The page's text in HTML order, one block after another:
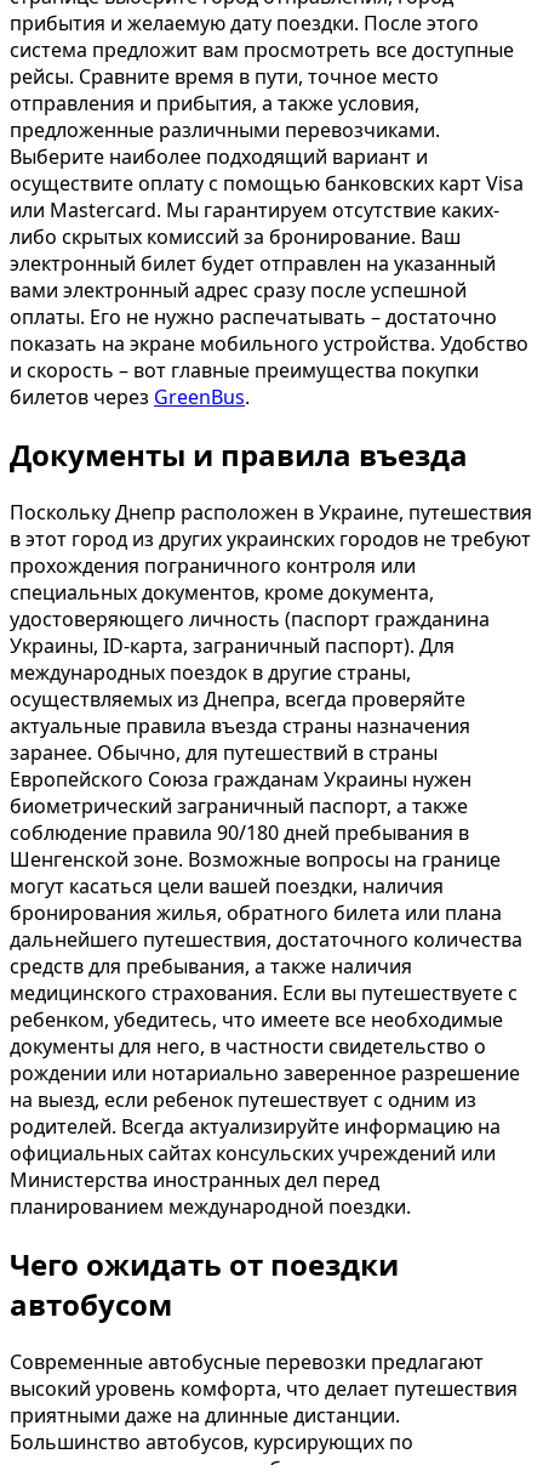
прибытия и желаемую дату поездки. После этого
система предложит вам просмотреть все доступные
рейсы. Сравните время в пути, точное место
отправления и прибытия, а также условия,
предложенные различными перевозчиками.
Выберите наиболее подходящий вариант и
осуществите оплату с помощью банковских карт Visa
или Mastercard. Мы гарантируем отсутствие каких-
либо скрытых комиссий за бронирование. Ваш
электронный билет будет отправлен на указанный
вами электронный адрес сразу после успешной
оплаты. Его не нужно распечатывать – достаточно
показать на экране мобильного устройства. Удобство
и скорость – вот главные преимущества покупки
билетов через GreenBus.
Документы и правила въезда
Поскольку Днепр расположен в Украине, путешествия
в этот город из других украинских городов не требуют
прохождения пограничного контроля или
специальных документов, кроме документа,
удостоверяющего личность (паспорт гражданина
Украины, ID-карта, заграничный паспорт). Для
международных поездок в другие страны,
осуществляемых из Днепра, всегда проверяйте
актуальные правила въезда страны назначения
заранее. Обычно, для путешествий в страны
Европейского Союза гражданам Украины нужен
биометрический заграничный паспорт, а также
соблюдение правила 90/180 дней пребывания в
Шенгенской зоне. Возможные вопросы на границе
могут касаться цели вашей поездки, наличия
бронирования жилья, обратного билета или плана
дальнейшего путешествия, достаточного количества
средств для пребывания, а также наличия
медицинского страхования. Если вы путешествуете с
ребенком, убедитесь, что имеете все необходимые
документы для него, в частности свидетельство о
рождении или нотариально заверенное разрешение
на выезд, если ребенок путешествует с одним из
родителей. Всегда актуализируйте информацию на
официальных сайтах консульских учреждений или
Министерства иностранных дел перед
планированием международной поездки.
Чего ожидать от поездки
автобусом
Современные автобусные перевозки предлагают
высокий уровень комфорта, что делает путешествия
приятными даже на длинные дистанции.
Большинство автобусов, курсирующих по